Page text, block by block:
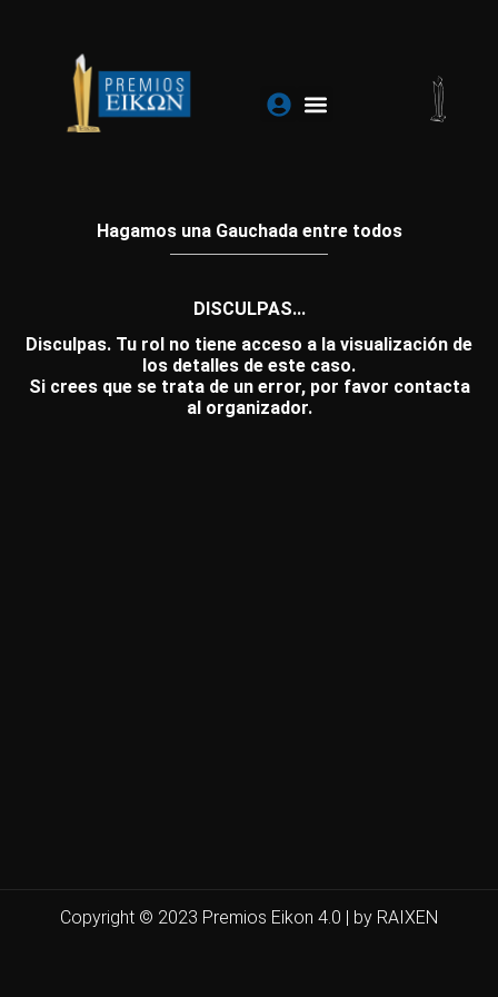
contenido
Hagamos una Gauchada entre todos
DISCULPAS...
Disculpas. Tu rol no tiene acceso a la visualización de
los detalles de este caso.
Si crees que se trata de un error, por favor contacta
al organizador.
Copyright © 2023 Premios Eikon 4.0 | by RAIXEN